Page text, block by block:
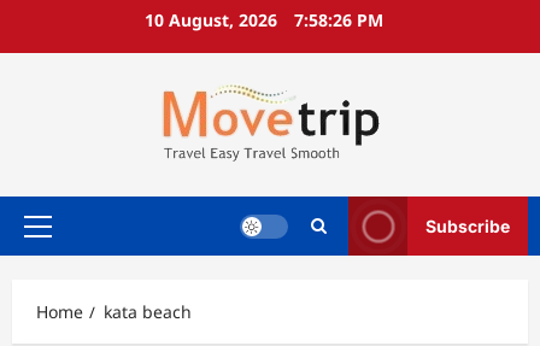
10 August, 2026 7:58:26 PM
Primary
Subscribe
Home kata beach